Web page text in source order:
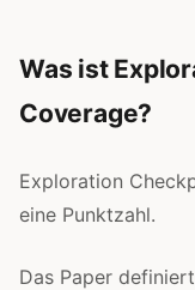
Was ist
Coverage?
Exploration
eine Punktzahl.
Das Paper